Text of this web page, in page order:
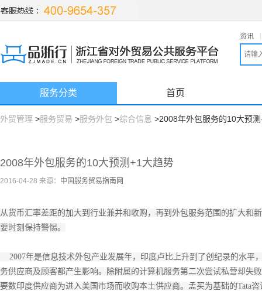
资讯
服务分类 首页
外贸管理 >服务贸易 >服务外包 >综合信息 >2008年外包服务的10大预
2008年外包服务的10大预测+1大趋势
2016-04-28 来源： 中国服务贸易指南网
从货币汇率差距的加大到行业兼并和收购，再到外包服务范围的扩大和
要时刻保持警惕。
2007年是信息技术外包产业发展年，印度卢比上升到了创纪录的水平
务供应商及顾客都产生影响。除附属的计算机服务第二次尝试私营却失
要数印度供应商为进入美国市场而收购本土供应商。孟买为基础的Tata